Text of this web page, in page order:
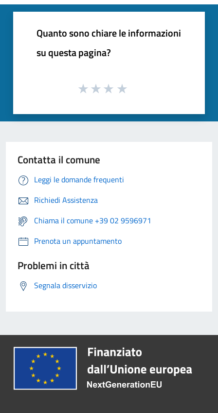
Quanto sono chiare le informazioni
su questa pagina?
Contatta il comune
Leggi le domande frequenti
Richiedi Assistenza
Chiama il comune +39 02 9596971
Prenota un appuntamento
Problemi in città
Segnala disservizio